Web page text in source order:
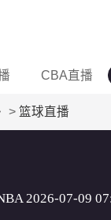
CBA直播
> 篮球直播
2026-07-09